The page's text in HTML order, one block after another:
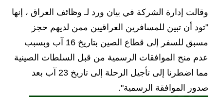
الاخبار الاقتصادية
الاخبار الرياضية
المدارس
وقالت إدارة الشركة في بيان ورد لـ وظائف العراق ، إنها
"تود أن تبين للمسافرين العراقيين ممن لديهم حجز
مسبق للسفر إلى قطاع الصين بتاريخ 16 آب وبسبب
عدم منح الموافقات الرسمية من قبل السلطات الصينية
مما اضطرنا إلى تأجيل الرحلة إلى تاريخ 23 آب بعد
صدور الموافقة الرسمية".